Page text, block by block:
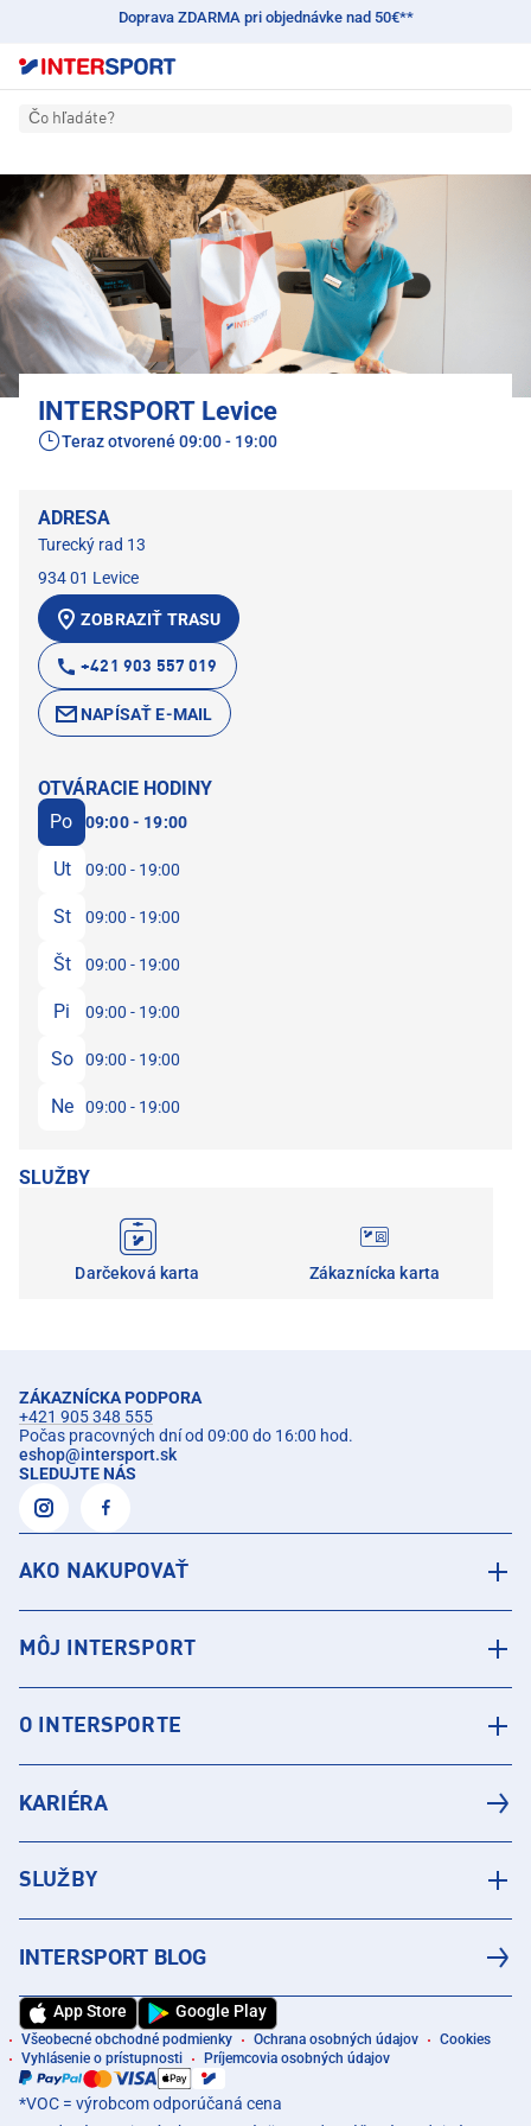
Doprava ZDARMA pri objednávke nad 50€**
Čo hľadáte?
INTERSPORT Levice
Teraz otvorené 09:00 - 19:00
ADRESA
Turecký rad 13
934 01 Levice
ZOBRAZIŤ TRASU
+421 903 557 019
NAPÍSAŤ E-MAIL
OTVÁRACIE HODINY
Po
09:00 - 19:00
Ut 09:00 - 19:00
St 09:00 - 19:00
Št 09:00 - 19:00
Pi 09:00 - 19:00
So 09:00 - 19:00
Ne 09:00 - 19:00
SLUŽBY
Darčeková karta Zákaznícka karta
ZÁKAZNÍCKA PODPORA
+421 905 348 555
Počas pracovných dní od 09:00 do 16:00 hod.
eshop@intersport.sk
SLEDUJTE NÁS
AKO NAKUPOVAŤ
MÔJ INTERSPORT
O INTERSPORTE
KARIÉRA
SLUŽBY
INTERSPORT BLOG
App Store Google Play
Všeobecné obchodné podmienky Ochrana osobných údajov
Cookies
Vyhlásenie o prístupnosti
Príjemcovia osobných údajov
*VOC = výrobcom odporúčaná cena